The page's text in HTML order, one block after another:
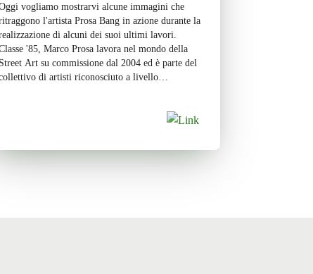
vogliamo mostrarvi alcune immagini che
l'artista Prosa Bang in azione durante la
di alcuni dei suoi ultimi lavori.
'85, Marco Prosa lavora nel mondo della
Street Art su commissione dal 2004 ed è parte del
di artisti riconosciuto a livello